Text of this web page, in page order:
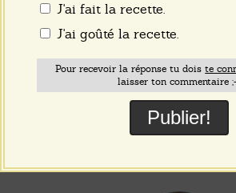
J'ai fait la recette.
J'ai goûté la recette.
Pour recevoir la réponse tu doiste
laisser ton commentaire